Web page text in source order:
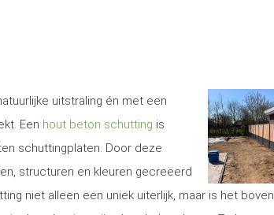
uitstraling én met een
Een hout beton schutting is
schuttingplaten. Door deze
structuren en kleuren gecreëerd
niet alleen een uniek uiterlijk, maar is het